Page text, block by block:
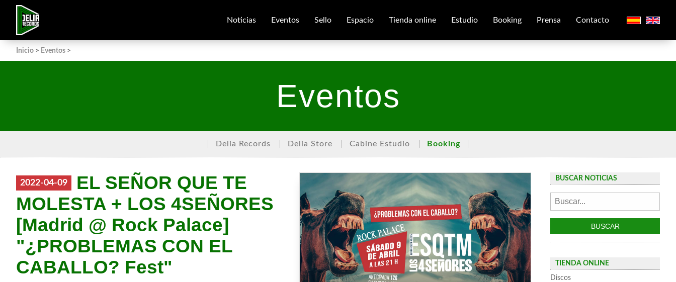
Noticias Eventos Sello Espacio Tienda online Estudio Booking Prensa Contacto
Inicio > Eventos >
Eventos
Delia Records Delia Store Cabine Estudio Booking
2022-04-09
EL SEÑOR QUE TE
MOLESTA + LOS 4SEÑORES
[Madrid @ Rock Palace]
"¿PROBLEMAS CON EL
CABALLO? Fest"
BUSCAR NOTICIAS
TIENDA ONLINE
Discos